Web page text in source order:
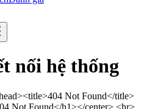
nối hệ thống
Not Found</title>
Not Found</h1></center> <hr>